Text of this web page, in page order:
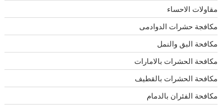
مقاولات الاحساء
مكافجة حشرات الدوادمى
مكافحة البق والنمل
مكافحة الحشرات بالامارات
مكافحة الحشرات بالقطيف
مكافحة الفئران بالدمام